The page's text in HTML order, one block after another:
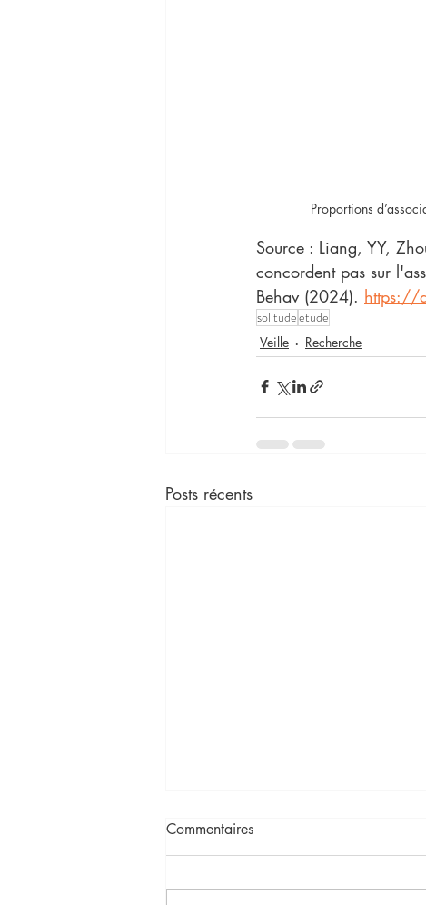
Proportions
Source : Liang, YY,
concordent pas sur
Behav (2024). https://
solitudeetude
Veille Recherche
Posts récents
Commentaires